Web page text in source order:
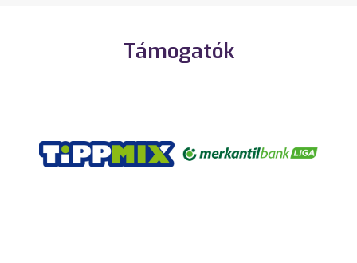
Támogatók